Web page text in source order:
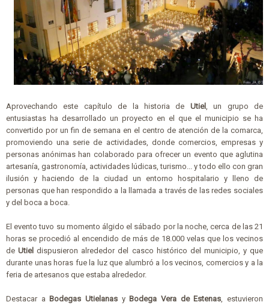
Aprovechando este capítulo de la historia de Utiel
, un grupo de
entusiastas ha desarrollado un proyecto en el que el municipio se ha
convertido por un fin de semana en el centro de atención de la comarca,
promoviendo una serie de actividades, donde comercios, empresas y
personas anónimas han colaborado para ofrecer un evento que aglutina
artesanía, gastronomía, actividades lúdicas, turismo... y todo ello con gran
ilusión y haciendo de la ciudad un entorno hospitalario y lleno de
personas que han respondido a la llamada a través de las redes sociales
y del boca a boca.
El evento tuvo su momento álgido el sábado por la noche, cerca de las 21
horas se procedió al encendido de más de 18.000 velas que los vecinos
deUtiel dispusieron alrededor del casco histórico del municipio, y que
durante unas horas fue la luz que alumbró a los vecinos, comercios y a la
feria de artesanos que estaba alrededor.
Destacar a Bodegas Utielanas y Bodega Vera de Estenas , estuvieron